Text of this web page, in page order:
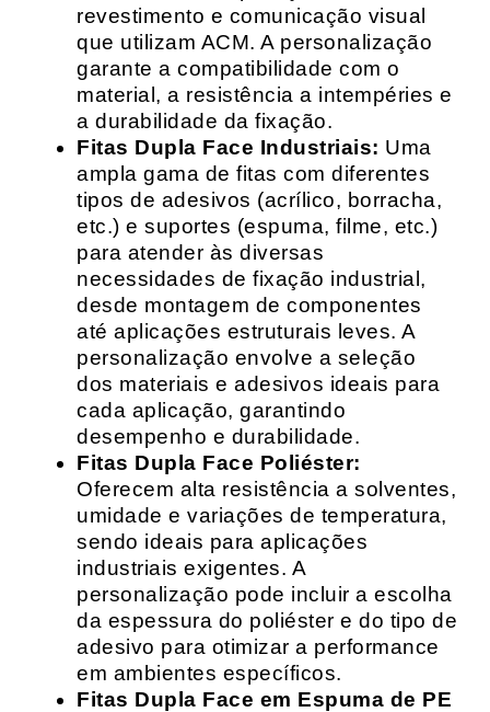
revestimento e comunicação visual
que utilizam ACM. A personalização
garante a compatibilidade com o
material, a resistência a intempéries e
a durabilidade da fixação.
Fitas Dupla Face Industriais: Uma
ampla gama de fitas com diferentes
tipos de adesivos (acrílico, borracha,
etc.) e suportes (espuma, filme, etc.)
para atender às diversas
necessidades de fixação industrial,
desde montagem de componentes
até aplicações estruturais leves. A
personalização envolve a seleção
dos materiais e adesivos ideais para
cada aplicação, garantindo
desempenho e durabilidade.
Fitas Dupla Face Poliéster:
Oferecem alta resistência a solventes,
umidade e variações de temperatura,
sendo ideais para aplicações
industriais exigentes. A
personalização pode incluir a escolha
da espessura do poliéster e do tipo de
adesivo para otimizar a performance
em ambientes específicos.
Fitas Dupla Face em Espuma de PE